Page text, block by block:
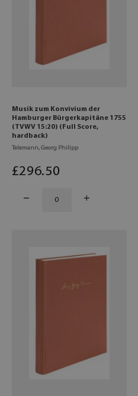
Musik zum Konvivium der
Hamburger Bürgerkapitäne 1755
(TVWV 15:20) (Full Score,
hardback)
Telemann, Georg Philipp
£296.50